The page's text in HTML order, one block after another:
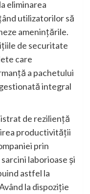
eliminarea
utilizatorilor să
amenințările.
de securitate
care
a pachetului
integral
de reziliență
productivității
prin
laborioase și
astfel la
la dispoziție